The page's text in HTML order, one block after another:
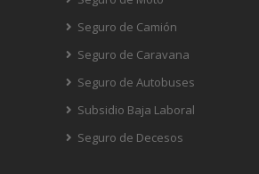
Seguro de Camión
Seguro de Caravana
Seguro de Autobuses
Subsidio Baja Laboral
Seguro de Decesos